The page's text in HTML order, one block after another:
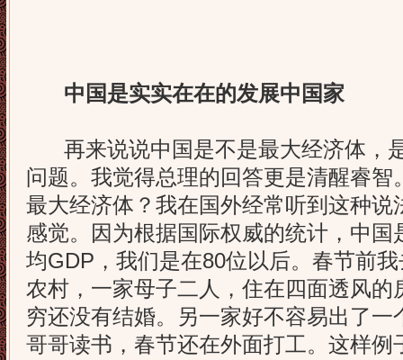
中国是实实在在的发展中国家
再来说说中国是不是最大经济体，
问题。我觉得总理的回答更是清醒睿
最大经济体？我在国外经常听到这种说
感觉。因为根据国际权威的统计，中
均GDP，我们是在80位以后。春节前
农村，一家母子二人，住在四面透风的
穷还没有结婚。另一家好不容易出了
哥哥读书，春节还在外面打工。这样例